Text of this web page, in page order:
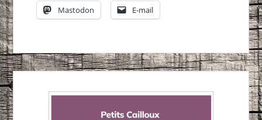
Mastodon E-mail